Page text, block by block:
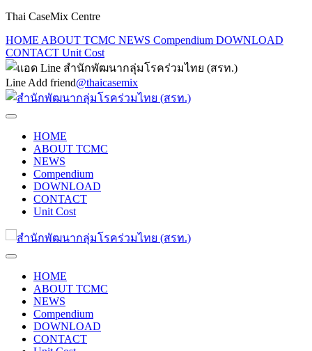
Thai CaseMix Centre
HOME ABOUT TCMC NEWS Compendium DOWNLOAD
CONTACT Unit Cost
Line Add friend@thaicasemix
HOME
ABOUT TCMC
NEWS
Compendium
DOWNLOAD
CONTACT
Unit Cost
HOME
ABOUT TCMC
NEWS
Compendium
DOWNLOAD
CONTACT